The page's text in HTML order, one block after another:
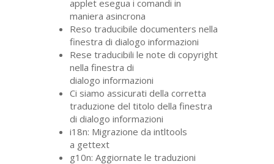
applet esegua i comandi in
maniera asincrona
Reso traducibile documenters nella
finestra di dialogo informazioni
Rese traducibili le note di copyright
nella finestra di
dialogo informazioni
Ci siamo assicurati della corretta
traduzione del titolo della finestra
di dialogo informazioni
i18n: Migrazione da intltools
a gettext
g10n: Aggiornate le traduzioni